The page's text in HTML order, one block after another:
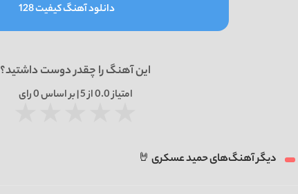
دانلود آهنگ کیفیت 128
این آهنگ را چقدر دوست داشتید؟
امتیاز0.0از 5 | بر اساس 0رای
دیگر آهنگ‌های حمید عسکری 🤘